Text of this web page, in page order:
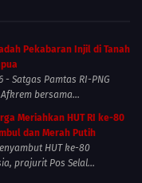
Pekabaran Injil di Tanah
- Satgas Pamtas RI-PNG
bersama...
Meriahkan HUT RI ke-80
dan Merah Putih
HUT ke-80
prajurit Pos Selal...